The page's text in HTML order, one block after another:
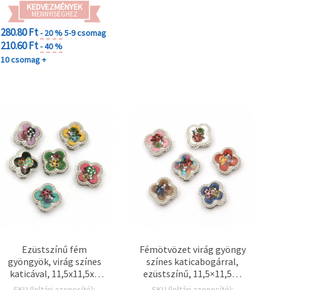
KEDVEZMÉNYEK
MENNYISÉGHEZ
280.80 Ft- 20 %5-9 csomag
210.60 Ft- 40 %
10 csomag +
Ezüstszínű fém
gyöngyök, virág színes
katicával, 11,5x11,5x5
mm, furatok: 3 mm és 9
Fémötvözet virág gyöngy
színes katicabogárral,
ezüstszínű, 11,5×11,5×5
mm, kétlyukú (3 mm és 9